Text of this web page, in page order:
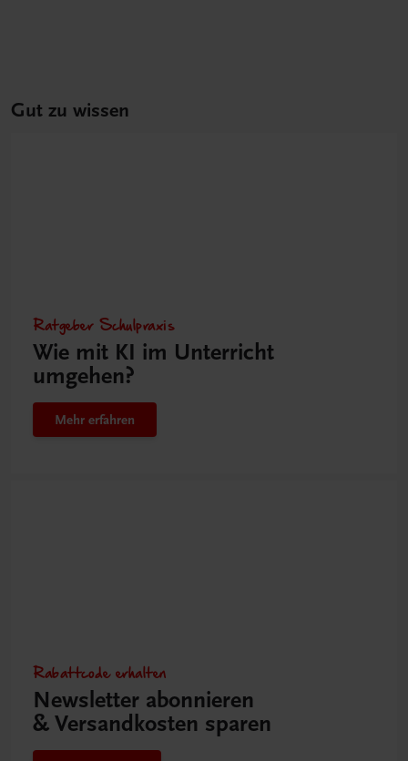
Gut zu wissen
Ratgeber Schulpraxis
Wie mit KI im Unterricht
umgehen?
Mehr erfahren
Rabattcode erhalten
Newsletter abonnieren
& Versandkosten sparen